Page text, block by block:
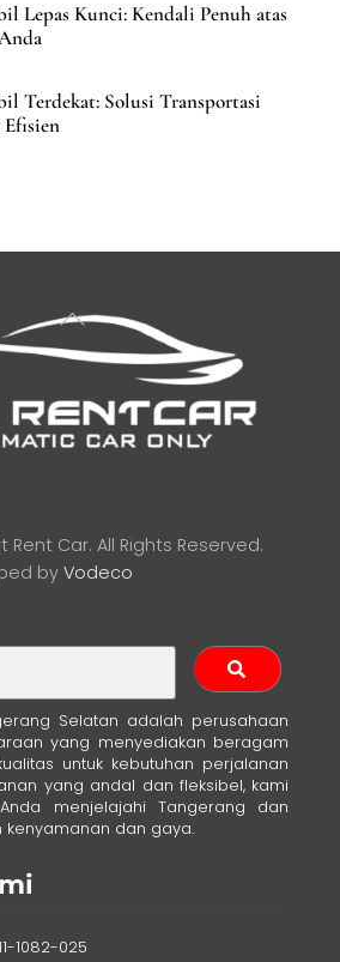
Lepas Kunci: Kendali Penuh atas
Terdekat: Solusi Transportasi
Efisien
Back
To
Car. All Rights Reserved.
byVodeco
Selatan adalah perusahaan
yang menyediakan beragam
untuk kebutuhan perjalanan
yang andal dan fleksibel, kami
menjelajahi Tangerang dan
kenyamanan dan gaya.
1082-025